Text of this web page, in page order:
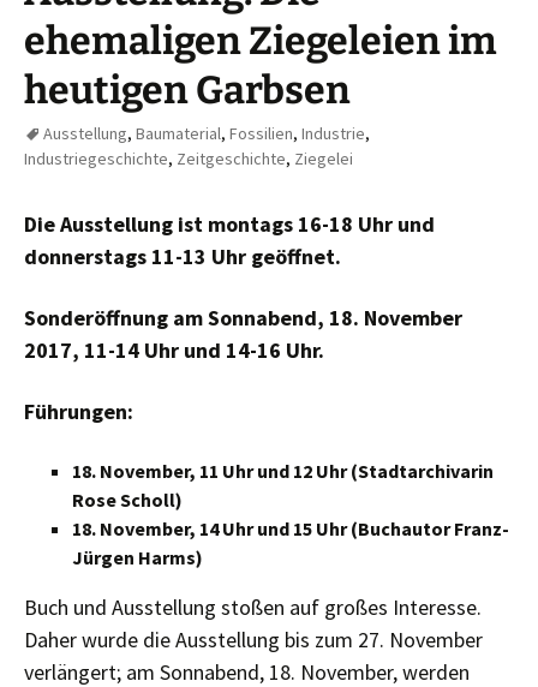
ehemaligen Ziegeleien im
heutigen Garbsen
Ausstellung, Baumaterial, Fossilien, Industrie,
Industriegeschichte, Zeitgeschichte, Ziegelei
Die Ausstellung ist montags 16-18 Uhr und
donnerstags 11-13 Uhr geöffnet.
Sonderöffnung am Sonnabend, 18. November
2017, 11-14 Uhr und 14-16 Uhr.
Führungen:
18. November, 11 Uhr und 12 Uhr (Stadtarchivarin
Rose Scholl)
18. November, 14 Uhr und 15 Uhr (Buchautor Franz-
Jürgen Harms)
Buch und Ausstellung stoßen auf großes Interesse.
Daher wurde die Ausstellung bis zum 27. November
verlängert; am Sonnabend, 18. November, werden